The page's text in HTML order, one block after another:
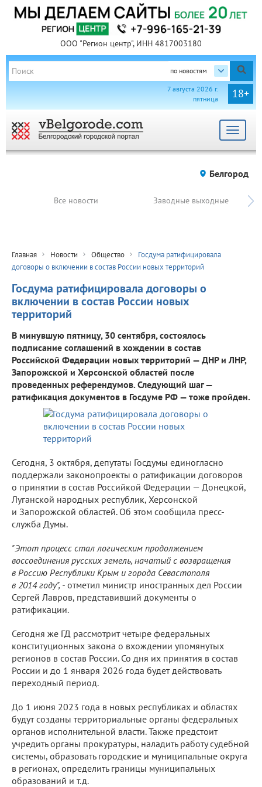
ООО "Регион центр", ИНН 4817003180
по новостям
18+
7 августа 2026 г.
пятница
Toggle
Белгород
Все новости Заводные выходные
Главная Новости Общество
Госдума ратифицировала
договоры о включении в состав России новых территорий
Госдума ратифицировала договоры о
включении в состав России новых
территорий
В минувшую пятницу, 30 сентября, состоялось
подписание соглашений в хождении в состав
Российской Федерации новых территорий — ДНР и ЛНР,
Запорожской и Херсонской областей после
проведенных референдумов. Следующий шаг —
ратификация документов в Госдуме РФ — тоже пройден.
Сегодня, 3 октября, депутаты Госдумы единогласно
поддержали законопроекты о ратификации договоров
о принятии в состав Российкой Федерации — Донецкой,
Луганской народных республик, Херсонской
и Запорожской областей. Об этом сообщила пресс-
служба Думы.
"Этот процесс стал логическим продолжением
воссоединения русских земель, начатый с возвращения
в Россию Республики Крым и города Севастополя
в 2014 году", - отметил министр иностранных дел России
Сергей Лавров, представивший документы о
ратификации.
Сегодня же ГД рассмотрит четыре федеральных
конституционных закона о вхождении упомянутых
регионов в состав России. Со дня их принятия в состав
России и до 1 января 2026 года будет действовать
переходный период.
До 1 июня 2023 года в новых республиках и областях
будут созданы территориальные органы федеральных
органов исполнительной власти. Также предстоит
учредить органы прокуратуры, наладить работу судебной
системы, образовать городские и муниципальные округа
в регионах, определить границы муниципальных
образований и т.д.